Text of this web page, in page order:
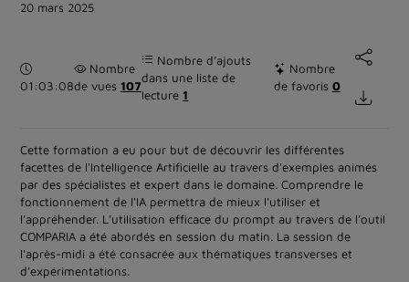
20 mars 2025
Durée :
01:03:08
Nombre
de vues 107
Nombre d’ajouts
dans une liste de
lecture1
Nombre
de favoris 0
Cette formation a eu pour but de découvrir les différentes
facettes de l'Intelligence Artificielle au travers d'exemples animés
par des spécialistes et expert dans le domaine. Comprendre le
fonctionnement de l'IA permettra de mieux l'utiliser et
l'appréhender. L'utilisation efficace du prompt au travers de l’outil
COMPARIA a été abordés en session du matin. La session de
l'après-midi a été consacrée aux thématiques transverses et
d'expérimentations.